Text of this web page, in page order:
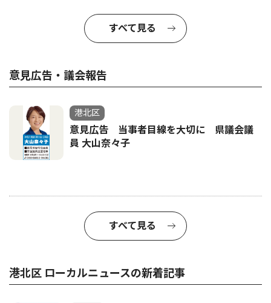
すべて見る
意見広告・議会報告
港北区
意見広告 当事者目線を大切に 県議会議
員 大山奈々子
すべて見る
港北区 ローカルニュースの新着記事